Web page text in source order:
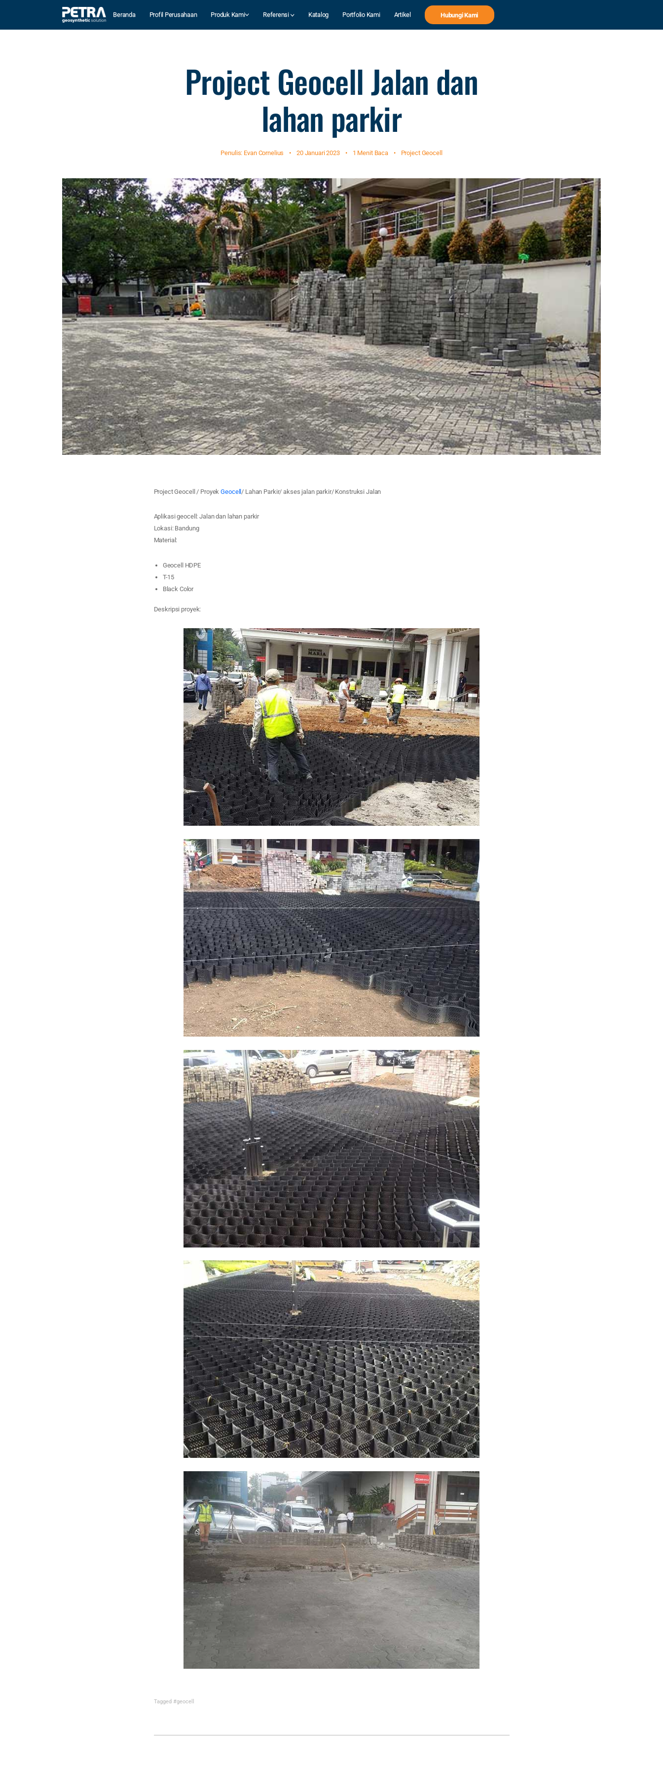
Beranda Profil Perusahaan Produk Kami Referensi Katalog Portfolio Kami Artikel Hubungi Kami
Project Geocell Jalan dan
lahan parkir
Penulis: Evan Cornelius • 20 Januari 2023 • 1 Menit Baca • Project Geocell
Project Geocell / ProyekGeocell / Lahan Parkir/ akses jalan parkir/ Konstruksi Jalan
Aplikasi geocell: Jalan dan lahan parkir
Lokasi: Bandung
Material:
Geocell HDPE
T-15
Black Color
Deskripsi proyek:
Tagged #geocell